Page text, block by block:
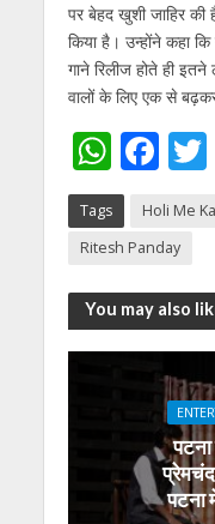
पर बेहद खुशी जाहिर
किया है। उन्होंने कहा कि
गाने रिलीज होते ही
वालों के लिए एक से
W
h
at
s
A
p
F
e
b
o
o
k
Tags Holi Me
Ritesh Panday
You may also
प्रेमचंद
पटना